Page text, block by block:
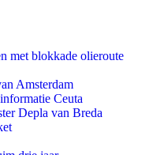
met blokkade olieroute
Amsterdam
Ceuta
Depla van Breda